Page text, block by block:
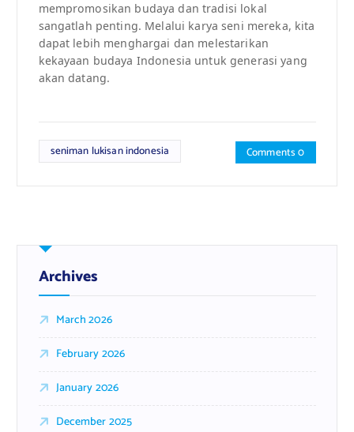
mempromosikan budaya dan tradisi lokal
sangatlah penting. Melalui karya seni mereka, kita
dapat lebih menghargai dan melestarikan
kekayaan budaya Indonesia untuk generasi yang
akan datang.
seniman lukisan indonesia Comments 0
Archives
March 2026
February 2026
January 2026
December 2025